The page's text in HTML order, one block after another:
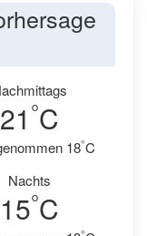
21 °C
18°C
Nachts
15°C